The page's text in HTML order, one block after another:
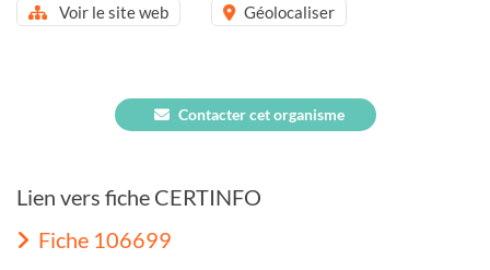
Voir le site web
Géolocaliser
Contacter cet organisme
Lien vers fiche CERTINFO
Fiche 106699